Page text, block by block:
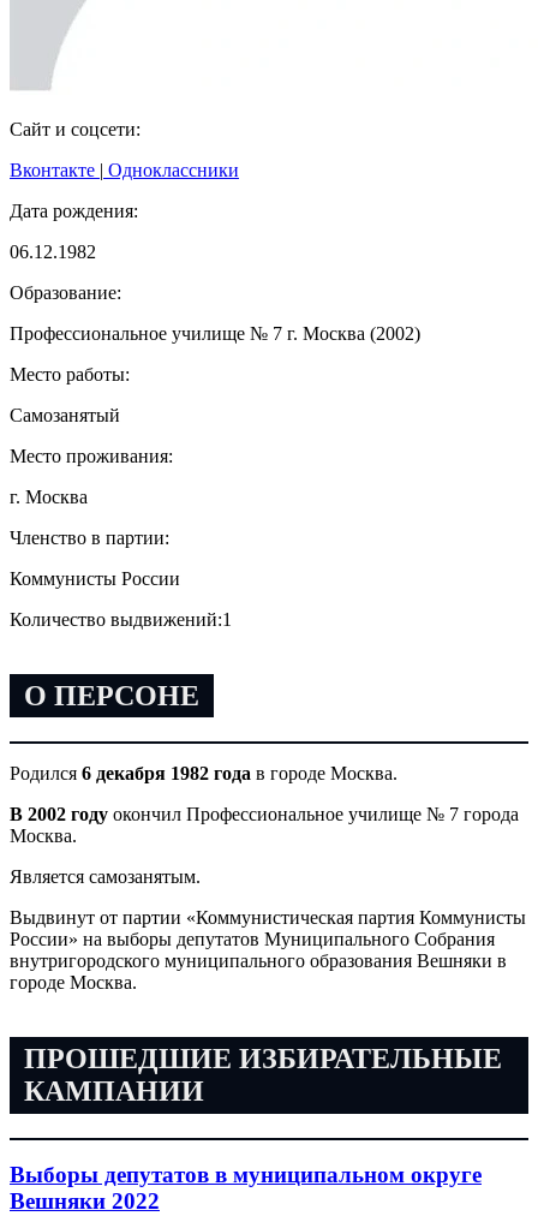
Сайт и соцсети:
Вконтакте | Одноклассники
Дата рождения:
06.12.1982
Образование:
Профессиональное училище № 7 г. Москва (2002)
Место работы:
Самозанятый
Место проживания:
г. Москва
Членство в партии:
Коммунисты России
Количество выдвижений:1
О ПЕРСОНЕ
Родился 6 декабря 1982 года в городе Москва.
В 2002 году окончил Профессиональное училище № 7 города
Москва.
Является самозанятым.
Выдвинут от партии «Коммунистическая партия Коммунисты
России» на выборы депутатов Муниципального Собрания
внутригородского муниципального образования Вешняки в
городе Москва.
ПРОШЕДШИЕ ИЗБИРАТЕЛЬНЫЕ
КАМПАНИИ
Выборы депутатов в муниципальном округе
Вешняки 2022